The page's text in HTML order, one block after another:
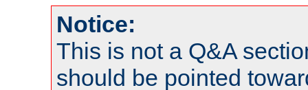
Notice:
This is not a Q&A
should be pointed